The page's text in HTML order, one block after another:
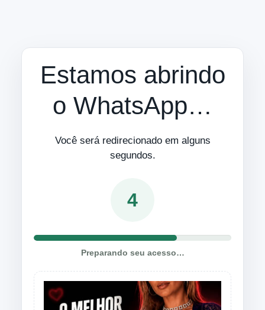
Estamos abrindo
o WhatsApp…
Você será redirecionado em alguns
segundos.
4
Preparando seu acesso…